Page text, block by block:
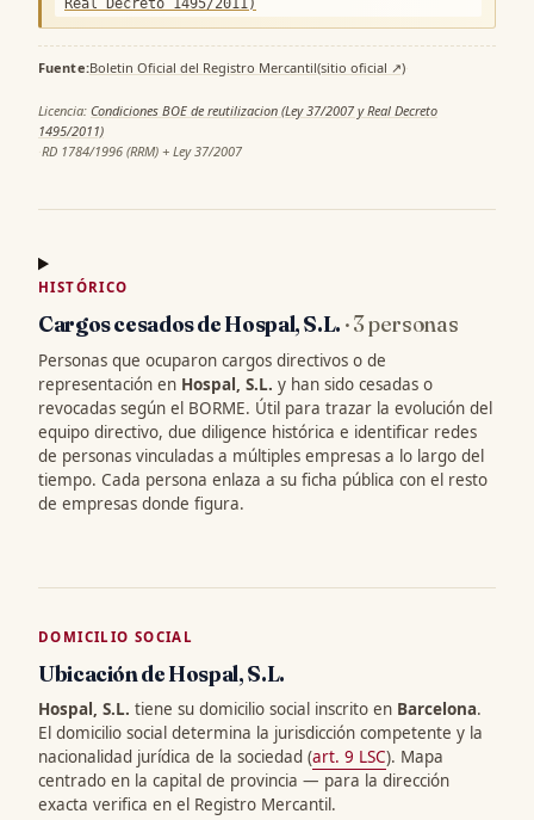
Real Decreto 1495/2011)
Fuente:Boletin Oficial del Registro Mercantil(sitio oficial ↗)·
Licencia: Condiciones BOE de reutilizacion (Ley 37/2007 y Real Decreto
1495/2011)
·RD 1784/1996 (RRM) + Ley 37/2007
HISTÓRICO
Cargos cesados de Hospal, S.L. · 3 personas
Personas que ocuparon cargos directivos o de
representación en Hospal, S.L. y han sido cesadas o
revocadas según el BORME. Útil para trazar la evolución del
equipo directivo, due diligence histórica e identificar redes
de personas vinculadas a múltiples empresas a lo largo del
tiempo. Cada persona enlaza a su ficha pública con el resto
de empresas donde figura.
DOMICILIO SOCIAL
Ubicación de Hospal, S.L.
Hospal, S.L. tiene su domicilio social inscrito en Barcelona.
El domicilio social determina la jurisdicción competente y la
nacionalidad jurídica de la sociedad (art. 9 LSC). Mapa
centrado en la capital de provincia — para la dirección
exacta verifica en el Registro Mercantil.